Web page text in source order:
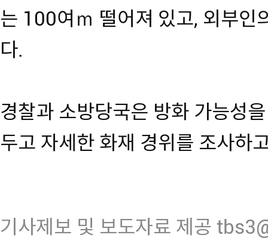
는 100여ｍ 떨어져 있고, 외부인
다.
경찰과 소방당국은 방화 가능성
두고 자세한 화재 경위를 조사하
기사제보 및 보도자료 제공